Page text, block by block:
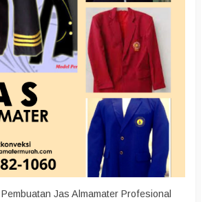
Jas Almamater Profesional